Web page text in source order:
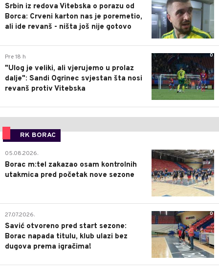
Srbin iz redova Vitebska o porazu od
Borca: Crveni karton nas je poremetio,
ali ide revanš - ništa još nije gotovo
0
Pre 18 h
"Ulog je veliki, ali vjerujemo u prolaz
dalje": Sandi Ogrinec svjestan šta nosi
revanš protiv Vitebska
RK BORAC
0
05.08.2026.
Borac m:tel zakazao osam kontrolnih
utakmica pred početak nove sezone
0
27.07.2026.
Savić otvoreno pred start sezone:
Borac napada titulu, klub ulazi bez
dugova prema igračima!